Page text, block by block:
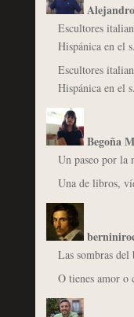
Escultores
Hispánica en
Escultores
Hispánica en el
Begoña
Un paseo por la
Una de libros,
Las sombras del
O tienes amor o